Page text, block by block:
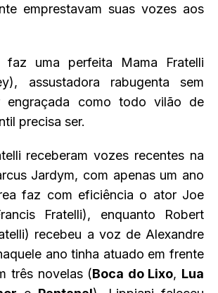
emprestavam suas vozes aos
faz uma perfeita Mama Fratelli
assustadora rabugenta sem
engraçada como todo vilão de
precisa ser.
receberam vozes recentes na
Jardym, com apenas um ano
faz com eficiência o ator Joe
Fratelli), enquanto Robert
recebeu a voz de Alexandre
ano tinha atuado em frente
três novelas (Boca do Lixo, Lua